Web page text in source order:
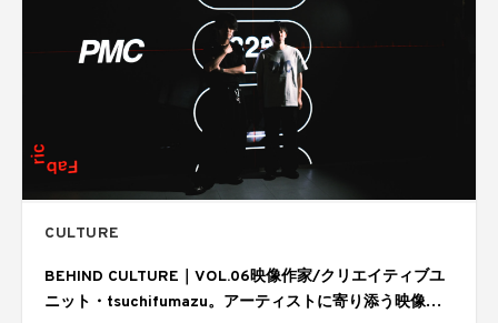
CULTURE
BEHIND CULTURE｜VOL.06映像作家/クリエイティブユ
ニット・tsuchifumazu。アーティストに寄り添う映像表